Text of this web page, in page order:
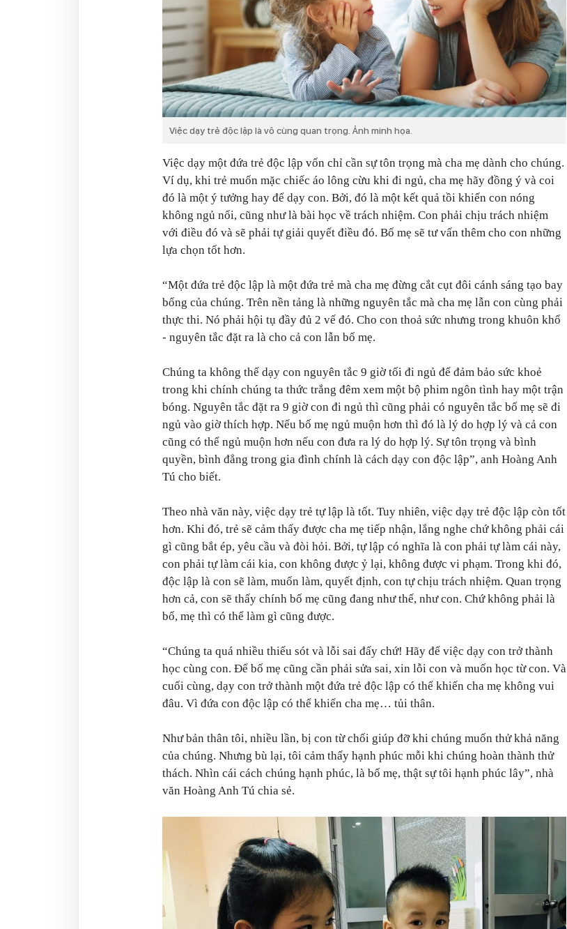
Việc dạy trẻ độc lập là vô cùng quan trọng. Ảnh minh họa.
Việc dạy một đứa trẻ độc lập vốn chỉ cần sự tôn trọng mà cha mẹ dành cho chúng.
Ví dụ, khi trẻ muốn mặc chiếc áo lông cừu khi đi ngủ, cha mẹ hãy đồng ý và coi
đó là một ý tưởng hay để dạy con. Bởi, đó là một kết quả tồi khiến con nóng
không ngủ nổi, cũng như là bài học về trách nhiệm. Con phải chịu trách nhiệm
với điều đó và sẽ phải tự giải quyết điều đó. Bố mẹ sẽ tư vấn thêm cho con những
lựa chọn tốt hơn.
“Một đứa trẻ độc lập là một đứa trẻ mà cha mẹ đừng cắt cụt đôi cánh sáng tạo bay
bổng của chúng. Trên nền tảng là những nguyên tắc mà cha mẹ lẫn con cùng phải
thực thi. Nó phải hội tụ đầy đủ 2 vế đó. Cho con thoả sức nhưng trong khuôn khổ
- nguyên tắc đặt ra là cho cả con lẫn bố mẹ.
Chúng ta không thể dạy con nguyên tắc 9 giờ tối đi ngủ để đảm bảo sức khoẻ
trong khi chính chúng ta thức trắng đêm xem một bộ phim ngôn tình hay một trận
bóng. Nguyên tắc đặt ra 9 giờ con đi ngủ thì cũng phải có nguyên tắc bố mẹ sẽ đi
ngủ vào giờ thích hợp. Nếu bố mẹ ngủ muộn hơn thì đó là lý do hợp lý và cả con
cũng có thể ngủ muộn hơn nếu con đưa ra lý do hợp lý. Sự tôn trọng và bình
quyền, bình đẳng trong gia đình chính là cách dạy con độc lập”, anh Hoàng Anh
Tú cho biết.
Theo nhà văn này, việc dạy trẻ tự lập là tốt. Tuy nhiên, việc dạy trẻ độc lập còn tốt
hơn. Khi đó, trẻ sẽ cảm thấy được cha mẹ tiếp nhận, lắng nghe chứ không phải cái
gì cũng bắt ép, yêu cầu và đòi hỏi. Bởi, tự lập có nghĩa là con phải tự làm cái này,
con phải tự làm cái kia, con không được ỷ lại, không được vi phạm. Trong khi đó,
độc lập là con sẽ làm, muốn làm, quyết định, con tự chịu trách nhiệm. Quan trọng
hơn cả, con sẽ thấy chính bố mẹ cũng đang như thế, như con. Chứ không phải là
bố, mẹ thì có thể làm gì cũng được.
“Chúng ta quá nhiều thiếu sót và lỗi sai đấy chứ! Hãy để việc dạy con trở thành
học cùng con. Để bố mẹ cũng cần phải sửa sai, xin lỗi con và muốn học từ con. Và
cuối cùng, dạy con trở thành một đứa trẻ độc lập có thể khiến cha mẹ không vui
đâu. Vì đứa con độc lập có thể khiến cha mẹ… tủi thân.
Như bản thân tôi, nhiều lần, bị con từ chối giúp đỡ khi chúng muốn thử khả năng
của chúng. Nhưng bù lại, tôi cảm thấy hạnh phúc mỗi khi chúng hoàn thành thử
thách. Nhìn cái cách chúng hạnh phúc, là bố mẹ, thật sự tôi hạnh phúc lây”, nhà
văn Hoàng Anh Tú chia sẻ.